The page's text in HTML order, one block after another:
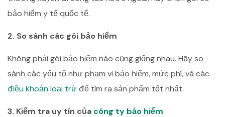
bảo hiểm y tế quốc tế.
2. So sánh các gói bảo hiểm
Không phải gói bảo hiểm nào cũng giống nhau. Hãy so
sánh các yếu tố như phạm vi bảo hiểm, mức phí, và các
điều khoản loại trừđể tìm ra sản phẩm tốt nhất.
3. Kiểm tra uy tín của công ty bảo hiểm